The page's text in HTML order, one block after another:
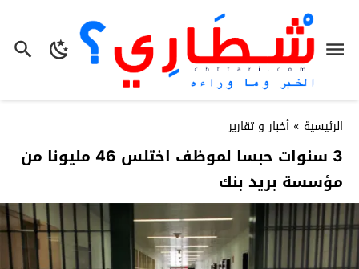
الرئيسية » أخبار و تقارير
3 سنوات حبسا لموظف اختلس 46 مليونا من
مؤسسة بريد بنك